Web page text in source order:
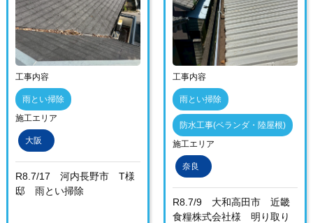
工事内容
雨とい掃除
施工エリア
大阪
R8.7/17 河内長野市 T様
邸 雨とい掃除
工事内容
雨とい掃除
防水工事(ベランダ・陸屋根)
施工エリア
奈良
R8.7/9 大和高田市 近畿
食糧株式会社様 明り取り